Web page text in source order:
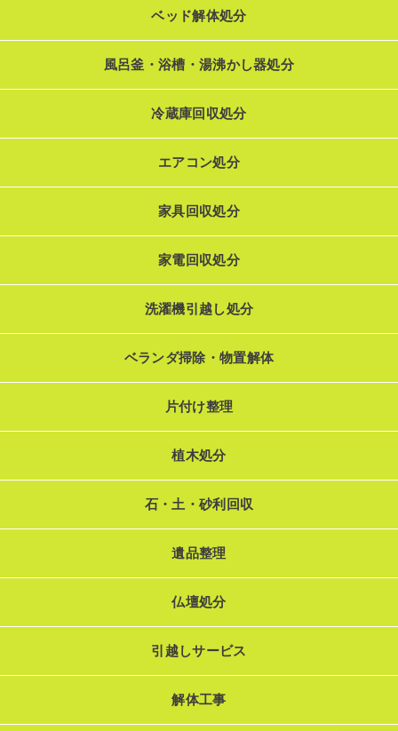
ベッド解体処分
風呂釜・浴槽・湯沸かし器処分
冷蔵庫回収処分
エアコン処分
家具回収処分
家電回収処分
洗濯機引越し処分
ベランダ掃除・物置解体
片付け整理
植木処分
石・土・砂利回収
遺品整理
仏壇処分
引越しサービス
解体工事